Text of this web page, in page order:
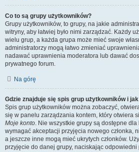
Co to są grupy użytkowników?
Grupy użytkowników, to grupy, na jakie
witryny, aby łatwiej było nimi zarządzać. Każdy
wielu grup, a każda grupa może mieć swoje
administratorzy mogą łatwo zmieniać
nadawać uprawnienia moderatora lub dawać
prywatnego forum.
Na górę
Gdzie znajduje się spis grup użytkowników i
Spis grup użytkowników można zobaczyć,
się w panelu zarządzania kontem, który otwiera
Moje konto. Nie wszystkie grupy są dostępne
wymagać akceptacji przyjęcia nowego członka,
a jeszcze inne mogą mieć ukrytych członków.
przyjęcie do danej grupy, naciskając odpowiedni